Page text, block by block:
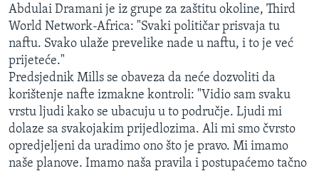
Abdulai Dramani je iz grupe za zaštitu okoline, Third
World Network-Africa: "Svaki političar prisvaja tu
naftu. Svako ulaže prevelike nade u naftu, i to je već
prijeteće."
Predsjednik Mills se obaveza da neće dozvoliti da
korištenje nafte izmakne kontroli: "Vidio sam svaku
vrstu ljudi kako se ubacuju u to područje. Ljudi mi
dolaze sa svakojakim prijedlozima. Ali mi smo čvrsto
opredjeljeni da uradimo ono što je pravo. Mi imamo
naše planove. Imamo naša pravila i postupaćemo tačno